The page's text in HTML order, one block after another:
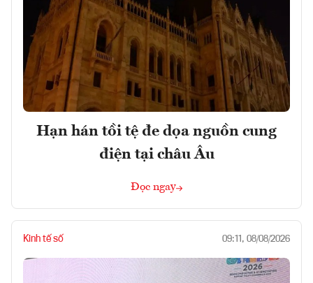
Hạn hán tồi tệ đe dọa nguồn cung
điện tại châu Âu
Đọc ngay
Kinh tế số 09:11, 08/08/2026